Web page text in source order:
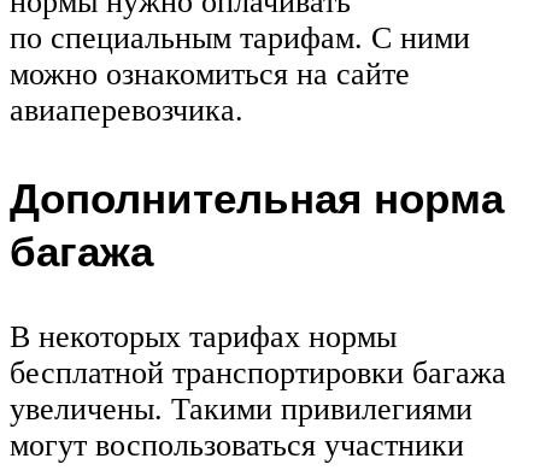
по специальным тарифам. С ними
можно ознакомиться на сайте
авиаперевозчика.
Дополнительная норма
багажа
В некоторых тарифах нормы
бесплатной транспортировки багажа
увеличены. Такими привилегиями
могут воспользоваться участники